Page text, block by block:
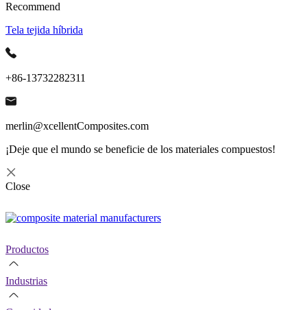
Recommend
Tela tejida híbrida
+86-13732282311
merlin@xcellentComposites.com
¡Deje que el mundo se beneficie de los materiales compuestos!
Close
Productos
Industrias